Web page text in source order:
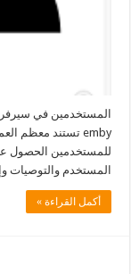
للمستخدمين الحصول
المستخدم والتوصيات
أكمل القراءة »